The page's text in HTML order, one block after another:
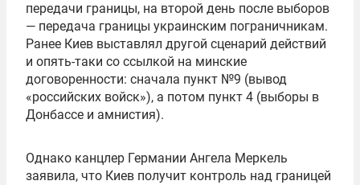
передачи границы, на второй день после выборов
— передача границы украинским пограничникам.
Ранее Киев выставлял другой сценарий действий
и опять-таки со ссылкой на минские
договоренности: сначала пункт №9 (вывод
«российских войск»), а потом пункт 4 (выборы в
Донбассе и амнистия).
Однако канцлер Германии Ангела Меркель
заявила, что Киев получит контроль над границей